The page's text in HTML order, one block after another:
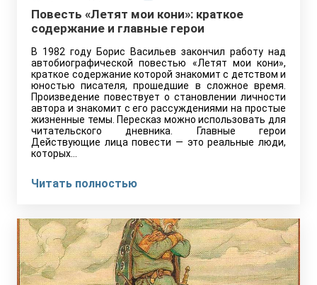
Повесть «Летят мои кони»: краткое
содержание и главные герои
В 1982 году Борис Васильев закончил работу над
автобиографической повестью «Летят мои кони»,
краткое содержание которой знакомит с детством и
юностью писателя, прошедшие в сложное время.
Произведение повествует о становлении личности
автора и знакомит с его рассуждениями на простые
жизненные темы. Пересказ можно использовать для
читательского дневника. Главные герои
Действующие лица повести — это реальные люди,
которых…
Читать полностью